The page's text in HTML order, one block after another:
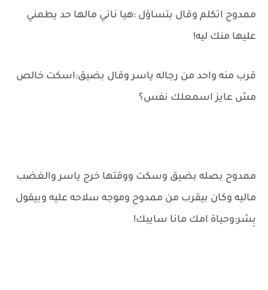
ممدوح اتكلم وقال بتساؤل :هيا ناني مالها حد يطمني
عليها منك ليه!
قرب منه واحد من رجاله ياسر وقال بضيق:اسكت خالص
مش عايز اسمعلك نفس؟
ممدوح بصله بضيق وسكت ووقتها خرج ياسر والغضب
ماليه وكان بيقرب من ممدوح وموجه سلاحه عليه وبيقول
بِشر:وحياة امك مانا سايبك!